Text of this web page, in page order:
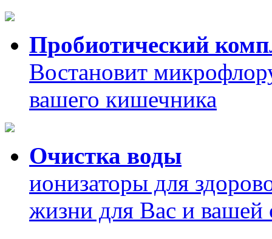
Пробиотический
Востановит
вашего кишечника
Очистка воды
ионизаторы для
жизни для Вас и вашей